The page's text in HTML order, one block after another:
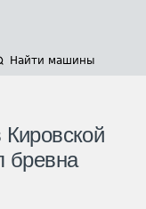
Найти машины
бревна